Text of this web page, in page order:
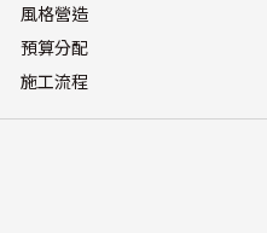
風格營造
預算分配
施工流程